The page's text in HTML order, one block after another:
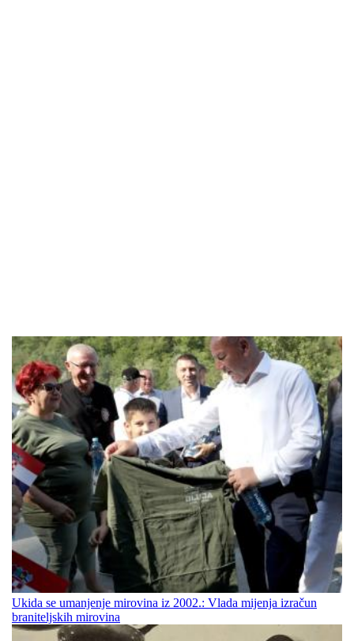
Ukida se umanjenje mirovina iz 2002.: Vlada mijenja izračun
braniteljskih mirovina